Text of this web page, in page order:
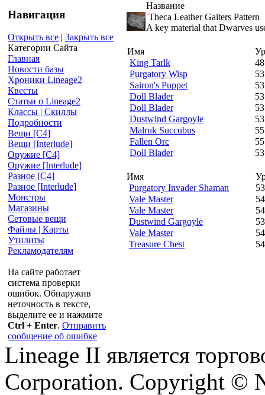
Навигация
Открыть все | Закрыть все
Категории Сайта
Главная
Новости базы
Хроники Lineage2
Квесты
Статьи о Lineage2
Классы | Скиллы
Подробности
Вещи [С4]
Вещи [Interlude]
Оружие [С4]
Оружие [Interlude]
Разное [C4]
Разное [Interlude]
Монстры
Магазины
Сетовые вещи
Файлы | Карты
Утилиты
Рекламодателям
На сайте работает
система проверки
ошибок. Обнаружив
неточность в тексте,
выделите ее и нажмите
Ctrl + Enter. Отправить
сообщение об ошибке
Название
Theca Leather Gaiters Pattern
A key material that Dwarves
Имя
King Tarlk
48
Purgatory Wisp
53
Sairon's Puppet
53
Doll Blader
53
Doll Blader
53
Dustwind Gargoyle
53
Malruk Succubus
55
Fallen Orc
55
Doll Blader
53
Имя
Purgatory Invader Shaman
53
Vale Master
54
Vale Master
54
Dustwind Gargoyle
53
Vale Master
54
Treasure Chest
54
Lineage II является
Corporation. Copyright ©